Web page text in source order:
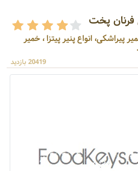
پخت
پیراشکی، انواع پنیر پیتزا ، خمیر
20419 بازدید